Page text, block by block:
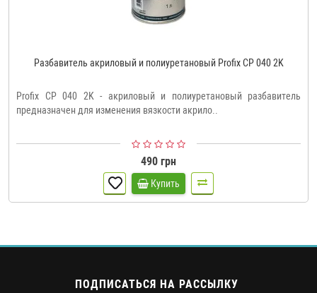
Разбавитель акриловый и полиуретановый Profix CP 040 2K
Profix CP 040 2K - акриловый и полиуретановый разбавитель
предназначен для изменения вязкости акрило..
490 грн
Купить
ПОДПИСАТЬСЯ НА РАССЫЛКУ